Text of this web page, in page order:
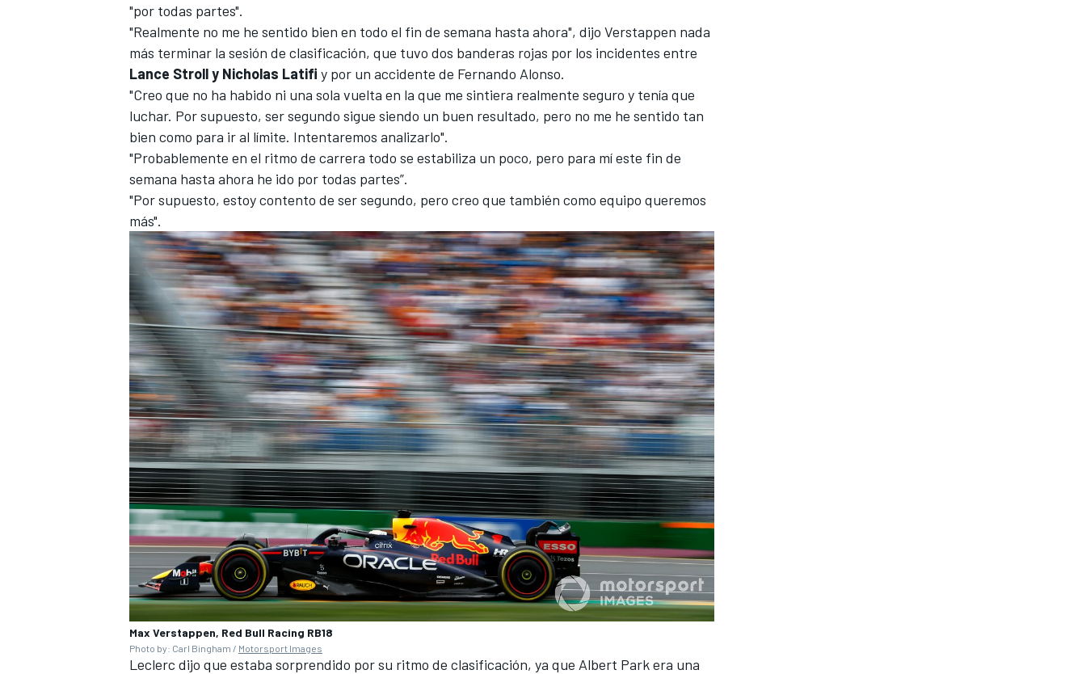
WRC
"por todas partes".
"Realmente no me he sentido bien en todo el fin de semana hasta ahora", dijo Verstappen nada
más terminar la sesión de clasificación, que tuvo dos banderas rojas por los incidentes entre
Lance Stroll y Nicholas Latifi y por un accidente de Fernando Alonso.
"Creo que no ha habido ni una sola vuelta en la que me sintiera realmente seguro y tenía que
luchar. Por supuesto, ser segundo sigue siendo un buen resultado, pero no me he sentido tan
bien como para ir al límite. Intentaremos analizarlo".
"Probablemente en el ritmo de carrera todo se estabiliza un poco, pero para mí este fin de
semana hasta ahora he ido por todas partes”.
"Por supuesto, estoy contento de ser segundo, pero creo que también como equipo queremos
más".
Max Verstappen, Red Bull Racing RB18
Photo by: Carl Bingham / Motorsport Images
Leclerc dijo que estaba sorprendido por su ritmo de clasificación, ya que Albert Park era una